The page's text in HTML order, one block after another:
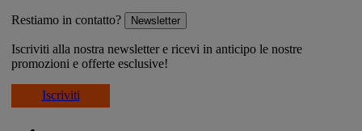
Restiamo in contatto? Newsletter
Iscriviti alla nostra newsletter e ricevi in anticipo le nostre
promozioni e offerte esclusive!
Iscriviti